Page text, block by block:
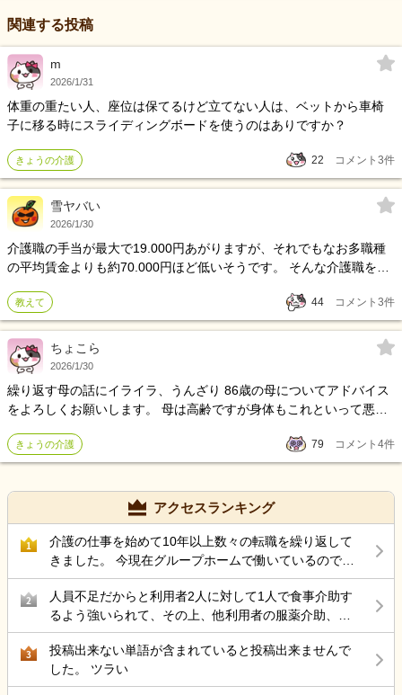
関連する投稿
m
2026/1/31
体重の重たい人、座位は保てるけど立てない人は、ベットから車椅
子に移る時にスライディングボードを使うのはありですか？
きょうの介護 22 コメント 3件
雪ヤバい
2026/1/30
介護職の手当が最大で19.000円あがりますが、それでもなお多職種
の平均賃金よりも約70.000円ほど低いそうです。 そんな介護職を選
い続ける魅力って何？
教えて 44 コメント 3件
ちょこら
2026/1/30
繰り返す母の話にイライラ、うんざり 86歳の母についてアドバイス
をよろしくお願いします。 母は高齢ですが身体もこれといって悪い
っかりしてると思います。 しかしながら2、3年ほど前からご近所さ
んなどのことを色々言うようになりました。 中でも隣の奥さんにつ
る、こちらが違う話をしてるのにまたその話をしてくる、を繰り返
しイライラ、うんざりでした。 ＊内容は「旦那が出て行ったので今
まで優雅に専業主婦をしてたのに60過ぎて働く羽目になった」な
ど・・(実際は旦那さんも出て行ってないし奥さんも専業主婦をされ
てると思います。 もちろん病院など行く母ではないので何か改善策
はないかをネットで調べたたところ 「否定せず聞いてあげる」「そ
の話になったら何気に席を外す」などありました。 そして「淋しさ
や不安が原因となりうることもある」とあったため色々と思い起こ
したところ「淋しさ」があったのかも・・と思い、母に軽くそうい
う話をしたところ、隣の奥さんのことを頻繁には言わなくなりまし
きょうの介護 79 コメント 4件
アクセスランキング
1
介護の仕事を始めて10年以上数々の転職を繰り返して
きました。 今現在グループホームで働いているのです
が 50代後半にもなりストレス性胃炎にもなったのでこ
こらで 介護の仕事から違う仕事を考えているのですが
結局転職サイトをみるのが介護の仕事ばかりで どうし
たら良いと思いますか？
2
人員不足だからと利用者2人に対して1人で食事介助す
るよう強いられて、その上、他利用者の服薬介助、動
き回る認知症利用者の見守り、声掛けまでやらされ、
最近自分の気持ちに余裕が持てない。
3
投稿出来ない単語が含まれていると投稿出来ませんで
した。 ツラい